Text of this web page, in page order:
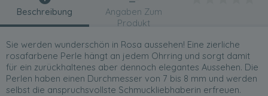
Beschreibung
Sie werden wunderschön in Rosa aussehen! Eine zierliche
rosafarbene Perle hängt an jedem Ohrring und sorgt damit
für ein zurückhaltenes aber dennoch elegantes Aussehen. Die
Perlen haben einen Durchmesser von 7 bis 8 mm und werden
selbst die anspruchsvollste Schmuckliebhaberin erfreuen.
Angaben Zum
Produkt